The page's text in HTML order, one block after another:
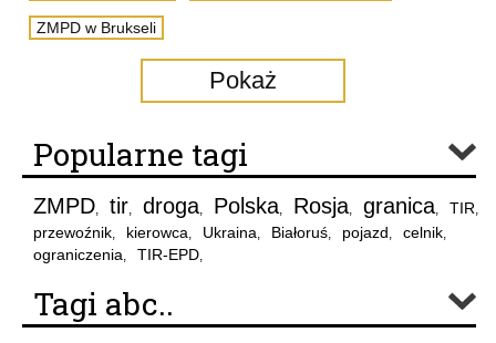
ZMPD w Brukseli
Pokaż
Popularne tagi
ZMPD, tir, droga, Polska, Rosja, granica, TIR,
przewoźnik, kierowca, Ukraina, Białoruś, pojazd, celnik,
ograniczenia, TIR-EPD,
Tagi abc..